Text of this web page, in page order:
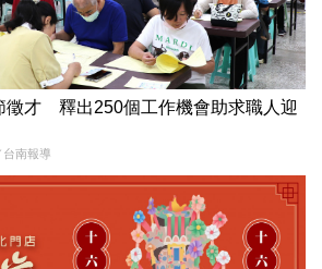
徵才 釋出250個工作機會助求職人迎
南報導